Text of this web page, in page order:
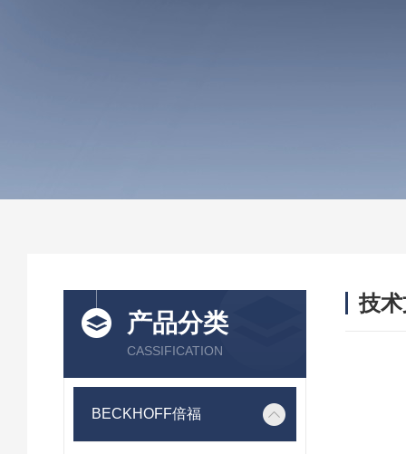
产品分类
CASSIFICATION
BECKHOFF倍福
技